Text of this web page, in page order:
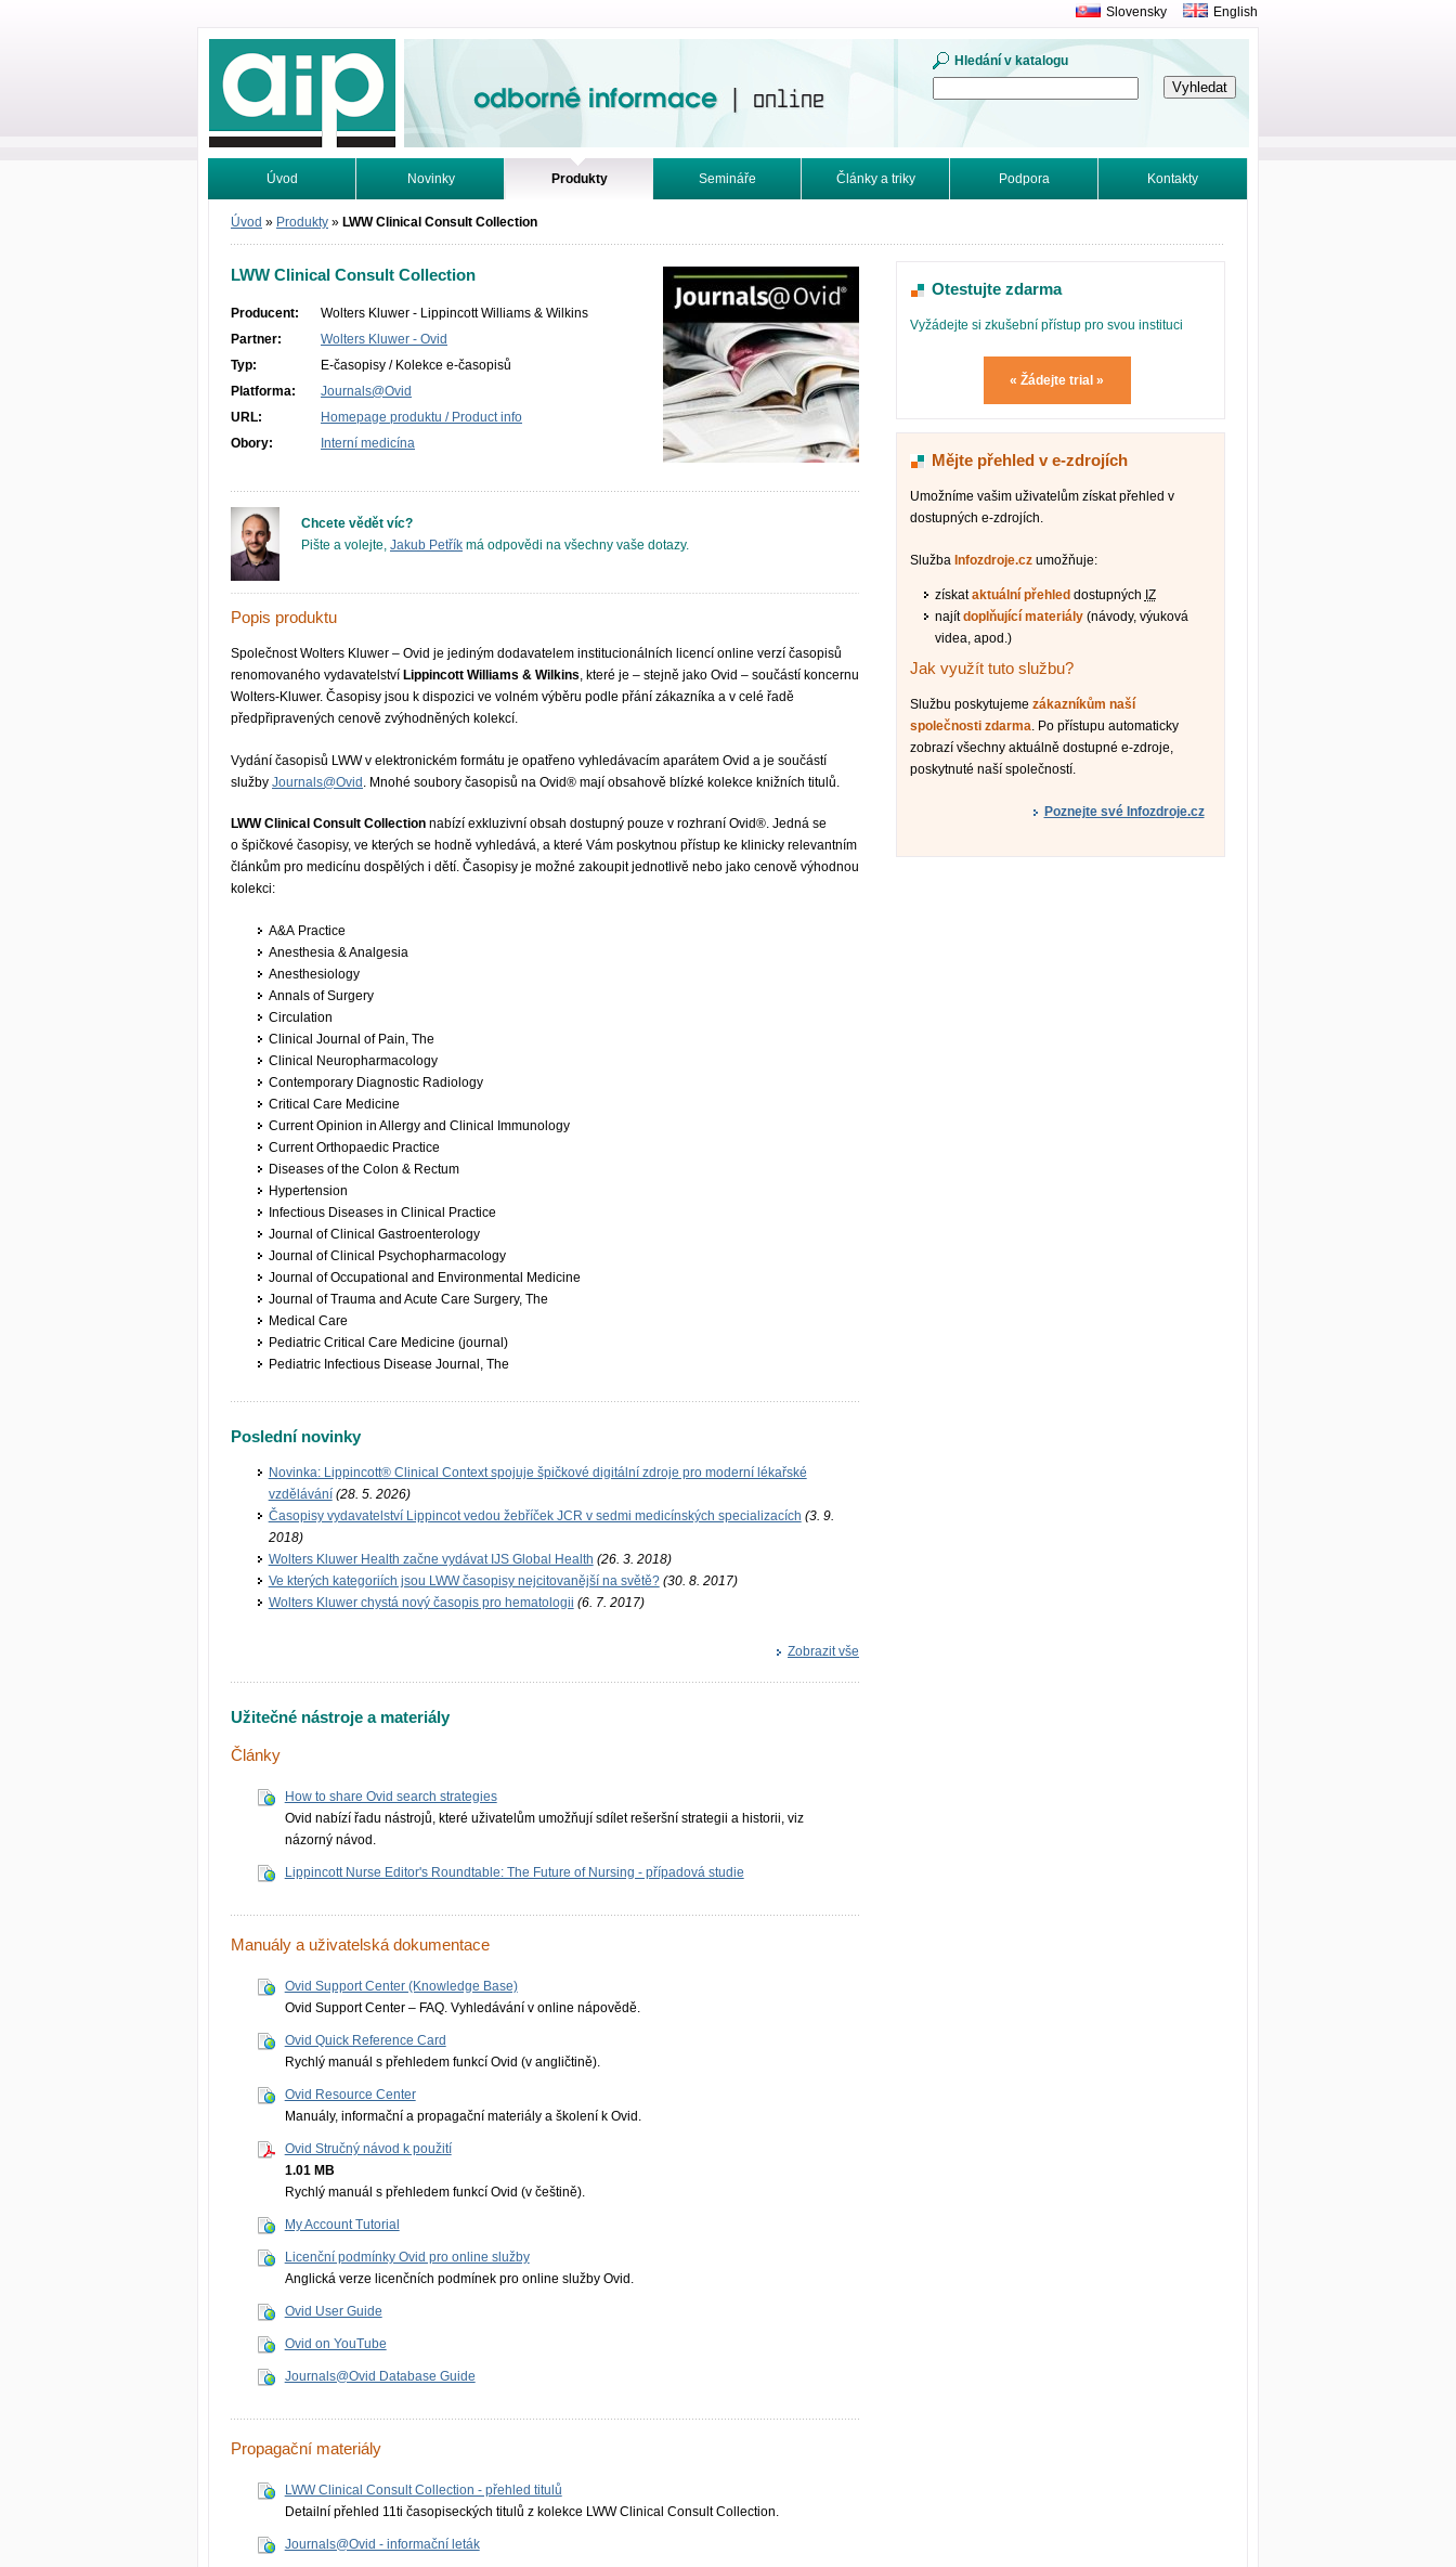
Odborné informace. Online.
Hledání v katalogu
Slovensky English
Úvod Novinky Produkty Semináře Články a triky Podpora Kontakty
Vyhledávání Tutoriály
Úvod » Produkty » LWW Clinical Consult Collection
LWW Clinical Consult Collection
Producent:
Wolters Kluwer - Lippincott Williams & Wilkins
Partner:
Wolters Kluwer - Ovid
Typ:
E-časopisy / Kolekce e-časopisů
Platforma:
Journals@Ovid
URL:
Homepage produktu / Product info
Obory:
Interní medicína
Chcete vědět víc?
Pište a volejte, Jakub Petřík má odpovědi na všechny vaše dotazy.
Popis produktu
Společnost Wolters Kluwer – Ovid je jediným dodavatelem institucionálních licencí online verzí časopisů
renomovaného vydavatelství Lippincott Williams & Wilkins, které je – stejně jako Ovid – součástí koncernu
Wolters-Kluwer. Časopisy jsou k dispozici ve volném výběru podle přání zákazníka a v celé řadě
předpřipravených cenově zvýhodněných kolekcí.
Vydání časopisů LWW v elektronickém formátu je opatřeno vyhledávacím aparátem Ovid a je součástí
služby Journals@Ovid . Mnohé soubory časopisů na Ovid® mají obsahově blízké kolekce knižních titulů.
LWW Clinical Consult Collection nabízí exkluzivní obsah dostupný pouze v rozhraní Ovid®. Jedná se
o špičkové časopisy, ve kterých se hodně vyhledává, a které Vám poskytnou přístup ke klinicky relevantním
článkům pro medicínu dospělých i dětí. Časopisy je možné zakoupit jednotlivě nebo jako cenově výhodnou
kolekci:
A&A Practice
Anesthesia & Analgesia
Anesthesiology
Annals of Surgery
Circulation
Clinical Journal of Pain, The
Clinical Neuropharmacology
Contemporary Diagnostic Radiology
Critical Care Medicine
Current Opinion in Allergy and Clinical Immunology
Current Orthopaedic Practice
Diseases of the Colon & Rectum
Hypertension
Infectious Diseases in Clinical Practice
Journal of Clinical Gastroenterology
Journal of Clinical Psychopharmacology
Journal of Occupational and Environmental Medicine
Journal of Trauma and Acute Care Surgery, The
Medical Care
Pediatric Critical Care Medicine (journal)
Pediatric Infectious Disease Journal, The
Poslední novinky
Novinka: Lippincott® Clinical Context spojuje špičkové digitální zdroje pro moderní lékařské
vzdělávání (28. 5. 2026)
Časopisy vydavatelství Lippincot vedou žebříček JCR v sedmi medicínských specializacích (3. 9.
2018)
Wolters Kluwer Health začne vydávat IJS Global Health (26. 3. 2018)
Ve kterých kategoriích jsou LWW časopisy nejcitovanější na světě? (30. 8. 2017)
Wolters Kluwer chystá nový časopis pro hematologii (6. 7. 2017)
Zobrazit vše
Užitečné nástroje a materiály
Články
How to share Ovid search strategies
Ovid nabízí řadu nástrojů, které uživatelům umožňují sdílet rešeršní strategii a historii, viz
názorný návod.
Lippincott Nurse Editor's Roundtable: The Future of Nursing - případová studie
Manuály a uživatelská dokumentace
Ovid Support Center (Knowledge Base)
Ovid Support Center – FAQ. Vyhledávání v online nápovědě.
Ovid Quick Reference Card
Rychlý manuál s přehledem funkcí Ovid (v angličtině).
Ovid Resource Center
Manuály, informační a propagační materiály a školení k Ovid.
Ovid Stručný návod k použití
1.01 MB
Rychlý manuál s přehledem funkcí Ovid (v češtině).
My Account Tutorial
Licenční podmínky Ovid pro online služby
Anglická verze licenčních podmínek pro online služby Ovid.
Ovid User Guide
Ovid on YouTube
Journals@Ovid Database Guide
Propagační materiály
LWW Clinical Consult Collection - přehled titulů
Detailní přehled 11ti časopiseckých titulů z kolekce LWW Clinical Consult Collection.
Journals@Ovid - informační leták
Otestujte zdarma
Vyžádejte si zkušební přístup pro svou instituci
« Žádejte trial »
Mějte přehled v e-zdrojích
Umožníme vašim uživatelům získat přehled v
dostupných e-zdrojích.
Služba Infozdroje.cz umožňuje:
získataktuální přehled dostupných IZ
najítdoplňující materiály(návody, výuková
videa, apod.)
Jak využít tuto službu?
Službu poskytujemezákazníkům naší
společnosti zdarma. Po přístupu automaticky
zobrazí všechny aktuálně dostupné e-zdroje,
poskytnuté naší společností.
Poznejte své Infozdroje.cz